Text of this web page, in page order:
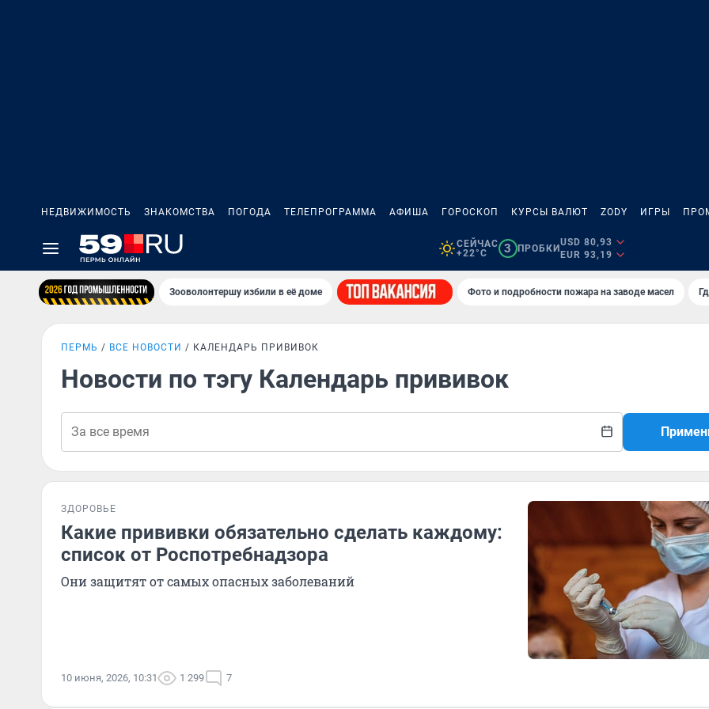
НЕДВИЖИМОСТЬ ЗНАКОМСТВА ПОГОДА ТЕЛЕПРОГРАММА АФИША ГОРОСКОП КУРСЫ ВАЛЮТ ZODY ИГРЫ
СЕЙЧАС
+22°C
3 ПРОБКИ
USD 80,93
EUR 93,19
Зооволонтершу избили в её доме Фото и подробности пожара на заводе масел
ПЕРМЬ ВСЕ НОВОСТИ КАЛЕНДАРЬ ПРИВИВОК
Новости по тэгу Календарь прививок
ЗДОРОВЬЕ
Какие прививки обязательно сделать каждому:
список от Роспотребнадзора
Они защитят от самых опасных заболеваний
10 июня, 2026, 10:31 1 299 7